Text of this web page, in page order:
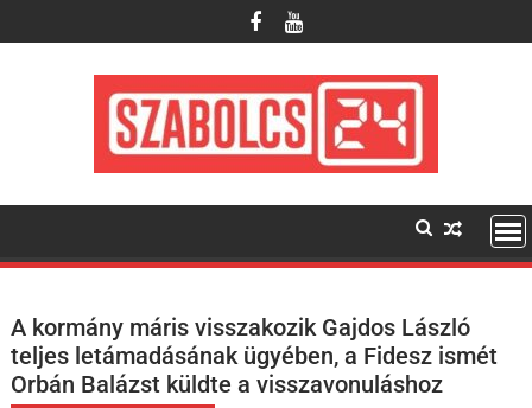
to
A kormány máris visszakozik Gajdos László
teljes letámadásának ügyében, a Fidesz ismét
Orbán Balázst küldte a visszavonuláshoz